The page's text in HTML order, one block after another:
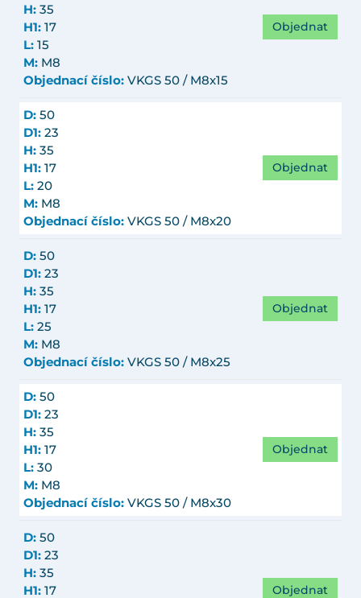
H: 35
H1: 17
L: 15
M: M8
Objednací číslo: VKGS 50 / M8x15
Objednat
D: 50
D1: 23
H: 35
H1: 17
L: 20
M: M8
Objednací číslo: VKGS 50 / M8x20
Objednat
D: 50
D1: 23
H: 35
H1: 17
L: 25
M: M8
Objednací číslo: VKGS 50 / M8x25
Objednat
D: 50
D1: 23
H: 35
H1: 17
L: 30
M: M8
Objednací číslo: VKGS 50 / M8x30
Objednat
D: 50
D1: 23
H: 35
H1: 17
Objednat